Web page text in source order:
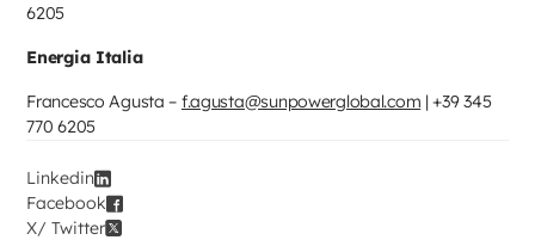
6205
Energia Italia
Francesco Agusta – f.agusta@sunpowerglobal.com | +39 345
770 6205
Linkedin
Facebook
X/ Twitter